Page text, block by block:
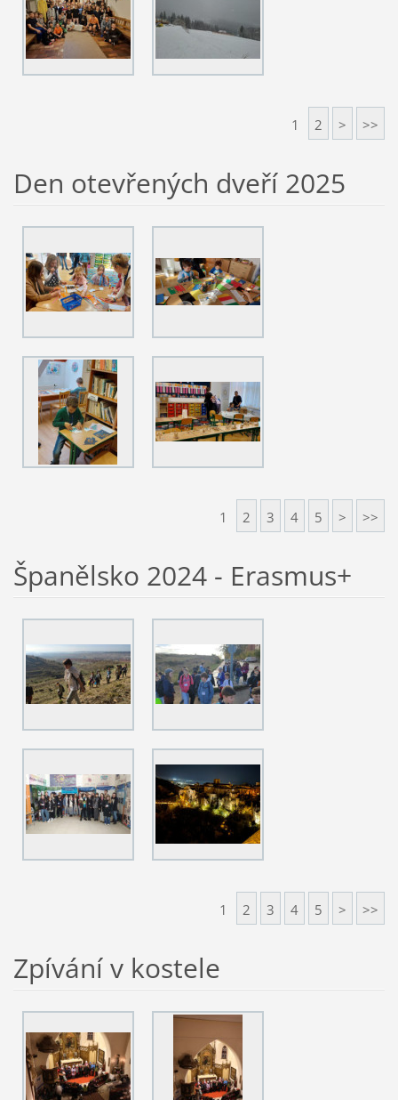
1 2 > >>
Den otevřených dveří 2025
1 2 3 4 5 > >>
Španělsko 2024 - Erasmus+
1 2 3 4 5 > >>
Zpívání v kostele